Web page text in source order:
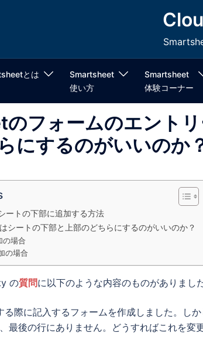
とは
Smartsheet
使い方
Smartsheet
体験コーナー
フォームのエントリ
にするのがいいのか
ートの下部に追加する方法
シートの下部と上部のどちらにするのがいいのか？
の場合
の場合
の質問に以下のような内容のものがありました
る際に記入するフォームを作成しました。し
最後の行にありません。どうすればこれを変